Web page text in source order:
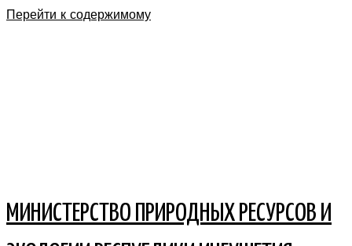
Перейти к содержимому
МИНИСТЕРСТВО ПРИРОДНЫХ РЕСУРСОВ И